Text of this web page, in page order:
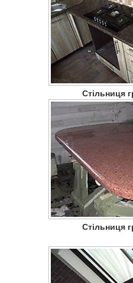
Стільниця
Стільниця